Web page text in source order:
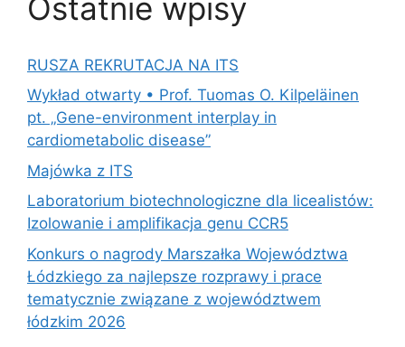
Ostatnie wpisy
RUSZA REKRUTACJA NA ITS
Wykład otwarty • Prof. Tuomas O. Kilpeläinen
pt. „Gene-environment interplay in
cardiometabolic disease”
Majówka z ITS
Laboratorium biotechnologiczne dla licealistów:
Izolowanie i amplifikacja genu CCR5
Konkurs o nagrody Marszałka Województwa
Łódzkiego za najlepsze rozprawy i prace
tematycznie związane z województwem
łódzkim 2026